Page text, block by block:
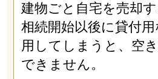
建物ごと自宅を売却す
相続開始以後に貸付
用してしまうと、空
できません。